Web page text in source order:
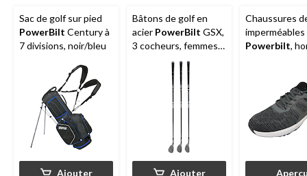
Sac de golf sur pied
PowerBilt Century à
7 divisions, noir/bleu
Ajouter
Bâtons de golf en
acier PowerBilt GSX,
3 cocheurs, femmes,
Ajouter
Chaussures
imperméables
Powerbilt,